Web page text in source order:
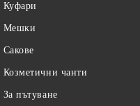
Куфари
Мешки
Сакове
Козметични чанти
За пътуване